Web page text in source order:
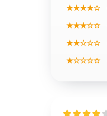
★★★★☆
★★★☆☆
★★☆☆☆
★☆☆☆☆